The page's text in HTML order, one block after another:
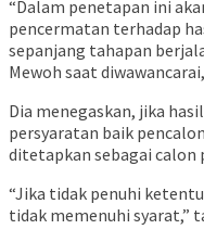
“Dalam penetapan ini
pencermatan terhadap
sepanjang tahapan
Mewoh saat
Dia menegaskan, jika
persyaratan baik
ditetapkan sebagai calon
“Jika tidak penuhi
tidak memenuhi syarat,”